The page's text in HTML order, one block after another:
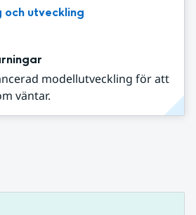
och utveckling
modellutveckling för att
väntar.